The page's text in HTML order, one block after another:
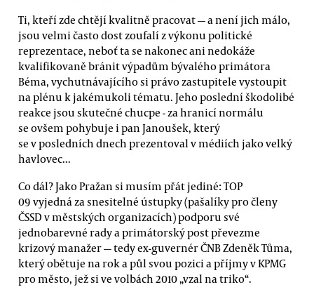
Ti, kteří zde chtějí kvalitně pracovat — a není jich málo,
jsou velmi často dost zoufalí z výkonu politické
reprezentace, neboť ta se nakonec ani nedokáže
kvalifikovaně bránit výpadům bývalého primátora
Béma, vychutnávajícího si právo zastupitele vystoupit
na plénu k jakémukoli tématu. Jeho poslední škodolibé
reakce jsou skutečné chucpe - za hranicí normálu
se ovšem pohybuje i pan Janoušek, který
se v posledních dnech prezentoval v médiích jako velký
havlovec...
Co dál? Jako Pražan si musím přát jediné: TOP
09 vyjedná za snesitelné ústupky (pašalíky pro členy
ČSSD v městských organizacích) podporu své
jednobarevné rady a primátorský post převezme
krizový manažer — tedy ex-guvernér ČNB Zdeněk Tůma,
který obětuje na rok a půl svou pozici a příjmy v KPMG
pro město, jež si ve volbách 2010 „vzal na triko“.